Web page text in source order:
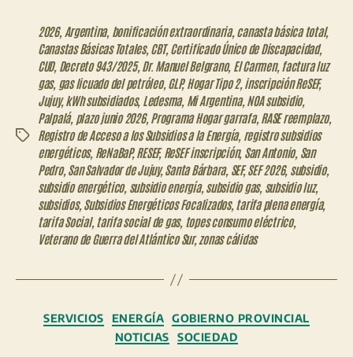
Etiquetas
2026, Argentina, bonificación extraordinaria, canasta básica total,
Canastas Básicas Totales, CBT, Certificado Único de Discapacidad,
CUD, Decreto 943/2025, Dr. Manuel Belgrano, El Carmen, factura luz
gas, gas licuado del petróleo, GLP,Hogar Tipo 2, inscripción ReSEF,
Jujuy,kWh subsidiados, Ledesma, Mi Argentina, NOA subsidio,
Palpalá, plazo junio 2026, Programa Hogar garrafa, RASE reemplazo,
Registro de Acceso a los Subsidios a la Energía, registro subsidios
energéticos, ReNaBaP,RESEF,ReSEF inscripción, San Antonio, San
Pedro, San Salvador de Jujuy,Santa Bárbara, SEF,SEF 2026, subsidio,
subsidio energético, subsidio energía, subsidio gas, subsidio luz,
subsidios, Subsidios Energéticos Focalizados, tarifa plena energía,
tarifa Social, tarifa social de gas, topes consumo eléctrico,
Veterano de Guerra del Atlántico Sur,zonas cálidas
Categorías
SERVICIOS ENERGÍA
GOBIERNO PROVINCIAL
NOTICIAS
SOCIEDAD